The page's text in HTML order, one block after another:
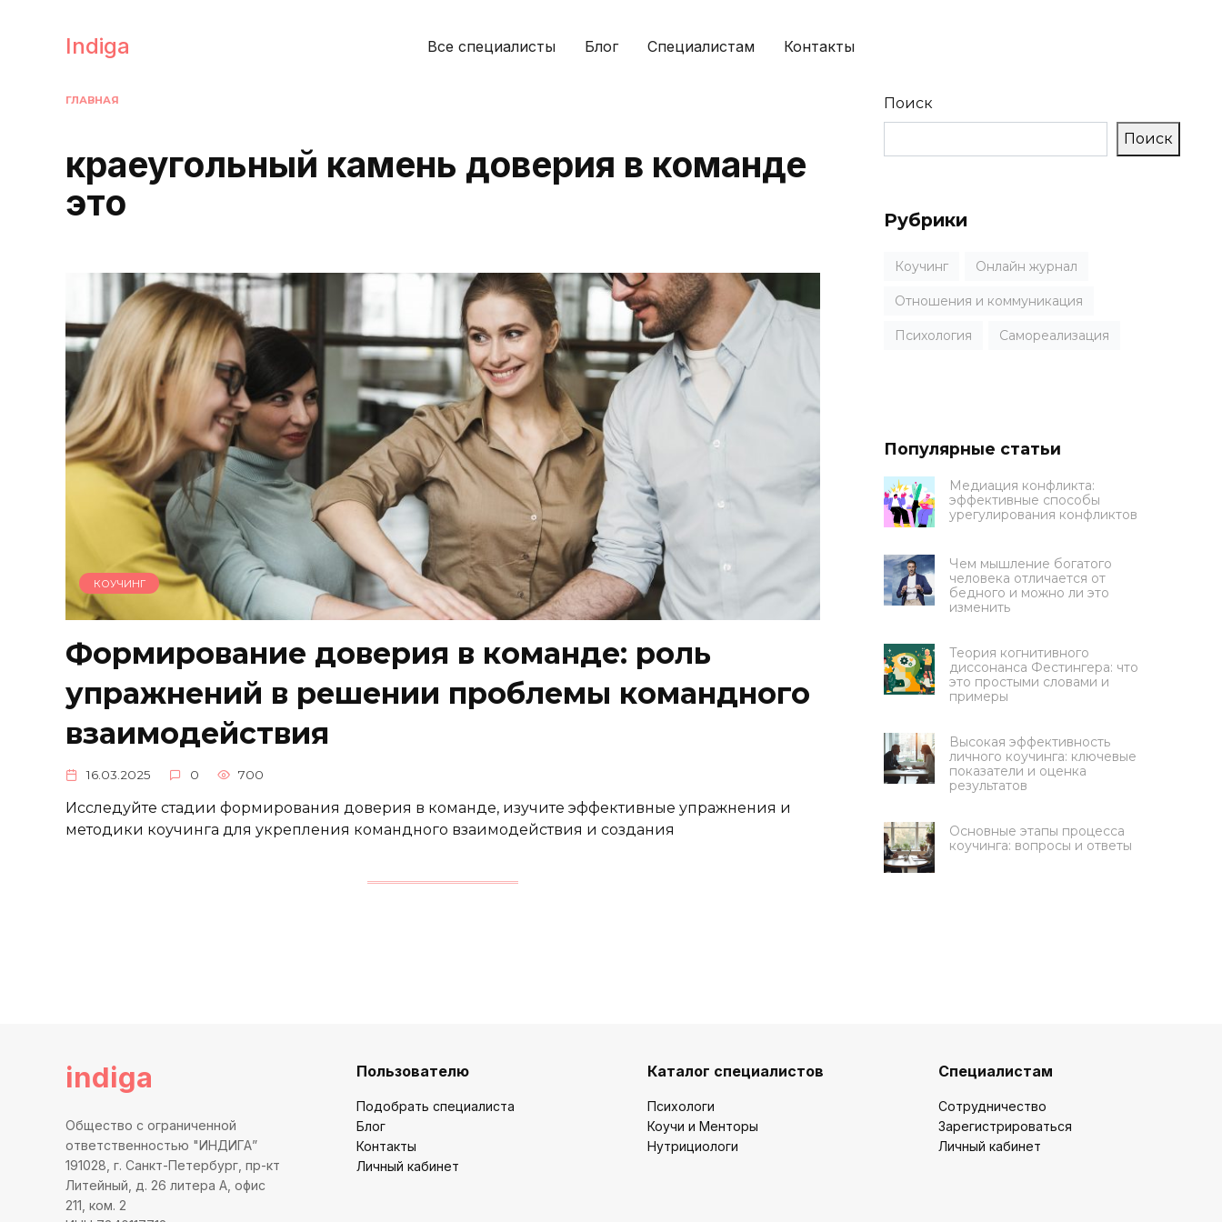
содержаниюIndiga Все специалисты Блог Специалистам Контакты
ГЛАВНАЯ
краеугольный камень доверия в команде
это
КОУЧИНГ
Формирование доверия в команде: роль
упражнений в решении проблемы командного
взаимодействия
16.03.2025 0 700
Исследуйте стадии формирования доверия в команде, изучите эффективные упражнения и
методики коучинга для укрепления командного взаимодействия и создания
Поиск
Поиск
Рубрики
Коучинг Онлайн журнал
Отношения и коммуникация
Психология Самореализация
Популярные статьи
Медиация конфликта:
эффективные способы
урегулирования конфликтов
Чем мышление богатого
человека отличается от
бедного и можно ли это
изменить
Теория когнитивного
диссонанса Фестингера: что
это простыми словами и
примеры
Высокая эффективность
личного коучинга: ключевые
показатели и оценка
результатов
Основные этапы процесса
коучинга: вопросы и ответы
indiga
Общество с ограниченной
ответственностью "ИНДИГА”
191028, г. Санкт-Петербург, пр-кт
Литейный, д. 26 литера А, офис
211, ком. 2
Пользователю
Подобрать специалиста
Блог
Контакты
Личный кабинет
Каталог специалистов
Психологи
Коучи и Менторы
Нутрициологи
Специалистам
Сотрудничество
Зарегистрироваться
Личный кабинет
Ответьте на 3 вопроса, чтобы
Какую цель вы ставите на
обучение?